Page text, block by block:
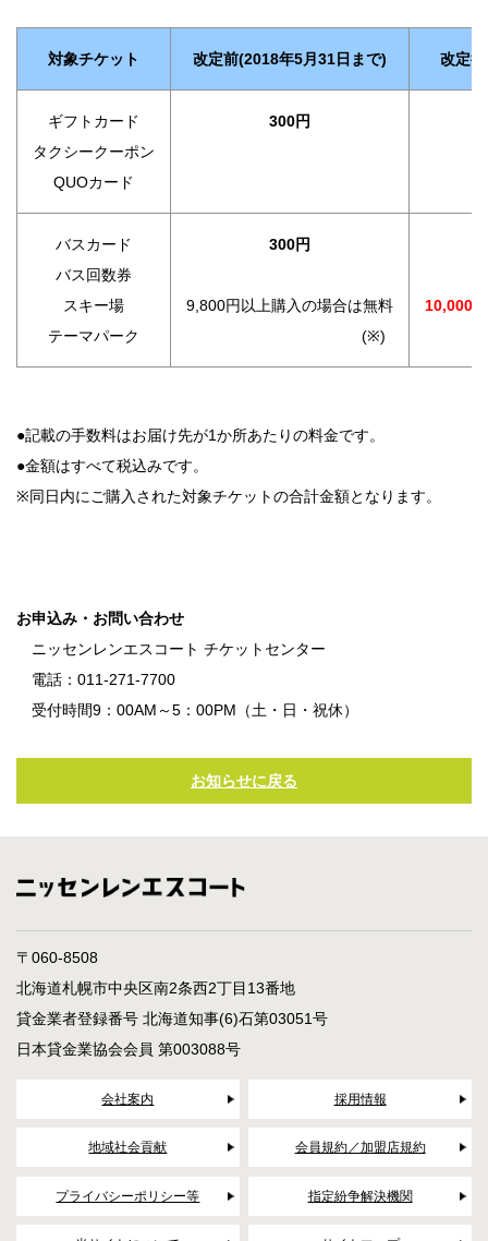
対象チケット 改定前(2018年5月31日まで) 改定
ギフトカード
タクシークーポン
QUOカード
300円
バスカード
バス回数券
スキー場
テーマパーク
300円
9,800円以上購入の場合は無料
(※)
10,000円
●記載の手数料はお届け先が1か所あたりの料金です。
●金額はすべて税込みです。
※同日内にご購入された対象チケットの合計金額となります。
お申込み・お問い合わせ
ニッセンレンエスコート チケットセンター
電話：011-271-7700
受付時間9：00AM～5：00PM（土・日・祝休）
お知らせに戻る
〒060-8508
北海道札幌市中央区南2条西2丁目13番地
貸金業者登録番号 北海道知事(6)石第03051号
日本貸金業協会会員 第003088号
会社案内 採用情報
地域社会貢献 会員規約／加盟店規約
プライバシーポリシー等 指定紛争解決機関